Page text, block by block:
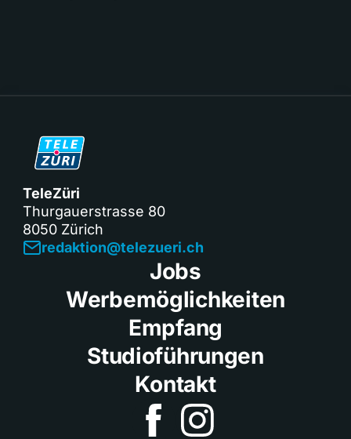
TeleZüri
Thurgauerstrasse 80
8050 Zürich
redaktion@telezueri.ch
Jobs
Werbemöglichkeiten
Empfang
Studioführungen
Kontakt